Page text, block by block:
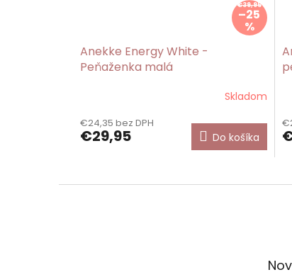
€39,95
–25
%
Anekke Energy White -
Peňaženka malá
produktu
je
Skladom
€24,35 bez DPH
€29,95 Do košíka